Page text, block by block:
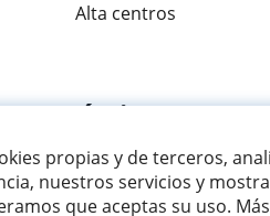
propias y de terceros,
nuestros servicios y
que aceptas su uso.
Alta centros
Fantástica 9,5/10